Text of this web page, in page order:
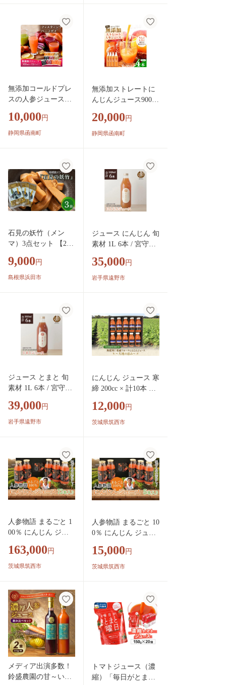
飲料 野菜ジュース 1
00% ストレート 国産
無添加 飲み物 冷凍
【KN-010-002】
野菜ジュース 100%
ストレート 国産 無添
加 飲み物 常温 りん
ご レモン 果物 素材
そのまま 【KN-009-0
無添加コールドプレ
スの人参ジュース中
ジュースクレンズ 半
日プチ断食セット
10,000 円
静岡県函南町
無添加ストレートに
んじんジュース900ml
国産レモンを使用し
た野菜ジュース【KN
20,000 円
静岡県函南町
石見の妖竹（メン
マ）3点セット 【213
9,000 円
島根県浜田市
ジュース にんじん 旬
素材 1L 6本 / 宮守川
100%【1634969】
35,000 円
岩手県遠野市
ジュース とまと 旬
素材 1L 6本 / 宮守川
100%【1634962】
39,000 円
岩手県遠野市
にんじん ジュース 寒
締 200cc × 計10本 野
地の恵み 旬 有機野菜
2種類 つき JAS認定
かせ 野菜 にんじん
人参 人参ジュース に
んじんジュース レイ
ンボーフューチャー
関東 茨城 筑西
12,000 円
茨城県筑西市
人参物語 まるごと 1
00％ にんじん ジュ
ジュース
163,000 円
茨城県筑西市
人参物語 まるごと 10
0％ にんじん ジュー
ース
15,000 円
茨城県筑西市
メディア出演多数！
鈴盛農園の甘～いに
トマトジュース（濃
縮）「毎日がとまと